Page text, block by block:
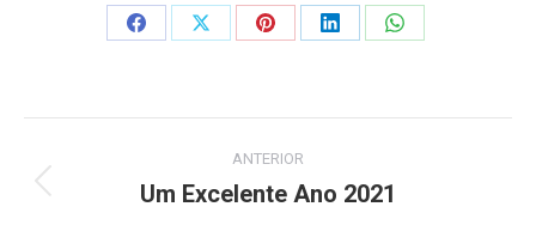
Share
Share
Share
Share
Share
navigation
ANTERIOR
Previous
Um Excelente Ano 2021